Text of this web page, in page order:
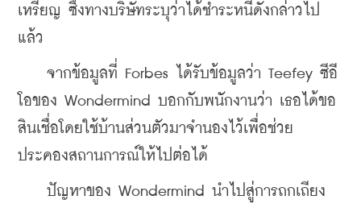
เหรียญ ซึ่งทางบริษัทระบุว่าได้ชำระหนี้ดังกล่าวไป
แล้ว
จากข้อมูลที่ Forbes ได้รับข้อมูลว่า Teefey ซีอี
โอของ Wondermind บอกกับพนักงานว่า เธอได้ขอ
สินเชื่อโดยใช้บ้านส่วนตัวมาจำนองไว้เพื่อช่วย
ประคองสถานการณ์ให้ไปต่อได้
ปัญหาของ Wondermind นำไปสู่การถกเถียง